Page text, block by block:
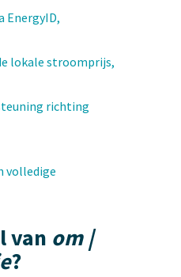
EnergyID,
lokale stroomprijs,
richting
volledige
van om |
?